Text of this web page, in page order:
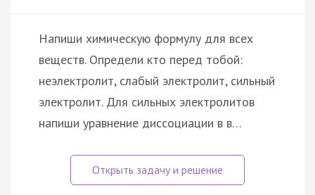
Напиши химическую формулу для всех
веществ. Определи кто перед тобой:
неэлектролит, слабый электролит, сильный
электролит. Для сильных электролитов
напиши уравнение диссоциации в в…